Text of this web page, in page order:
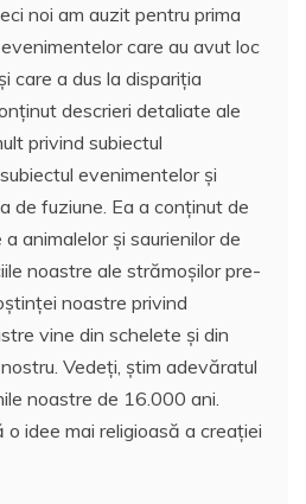
noi am auzit pentru prima
care au avut loc
care a dus la dispariția
descrieri detaliate ale
privind subiectul
evenimentelor și
de fuziune. Ea a conținut de
animalelor și saurienilor de
noastre ale strămoșilor pre-
noastre privind
vine din schelete și din
Vedeți, știm adevăratul
noastre de 16.000 ani.
idee mai religioasă a creației